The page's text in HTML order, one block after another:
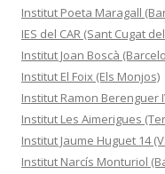
Institut Poeta Maragall
IES del CAR (Sant Cugat
Institut Joan Boscà
Institut El Foix (Els Monjos)
Institut Ramon Berenguer
Institut Les Aimerigues
Institut Jaume Huguet 14
Institut Narcís Monturiol